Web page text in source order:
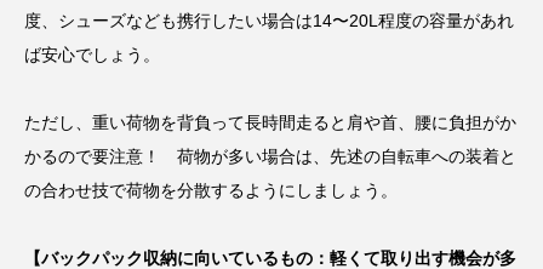
度、シューズなども携行したい場合は14〜20L程度の容量があれ
ば安心でしょう。
ただし、重い荷物を背負って長時間走ると肩や首、腰に負担がか
かるので要注意！ 荷物が多い場合は、先述の自転車への装着と
の合わせ技で荷物を分散するようにしましょう。
【バックパック収納に向いているもの：軽くて取り出す機会が多